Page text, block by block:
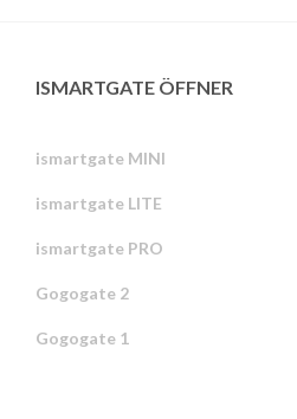
ISMARTGATE ÖFFNER
ismartgate MINI
ismartgate LITE
ismartgate PRO
Gogogate 2
Gogogate 1